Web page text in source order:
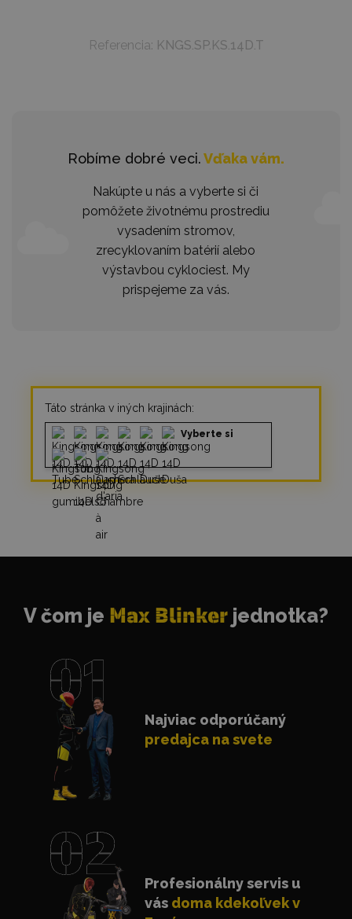
Referencia: KNGS.SP.KS.14D.T
Robíme dobré veci.Vďaka vám.
Nakúpte u nás a vyberte si či
pomôžete životnému prostrediu
vysadením stromov,
zrecyklovaním batérií alebo
výstavbou cyklociest. My
prispejeme za vás.
Táto stránka v iných krajinách:
Vyberte si
V čom je Max Blinker jednotka?
Najviac odporúčaný
predajca na svete
Profesionálny servis u
vás doma kdekoľvek v